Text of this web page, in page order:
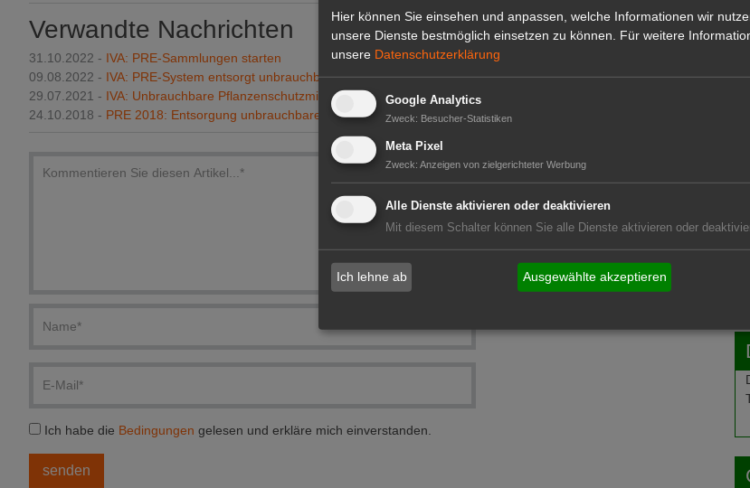
Verwandte Nachrichten
31.10.2022 - IVA: PRE-Sammlungen starten
09.08.2022 - IVA: PRE-System entsorgt unbrauchbare Pflanzenschutzmittel
29.07.2021 - IVA: Unbrauchbare Pflanzenschutzmittel entsorgen
24.10.2018 - PRE 2018: Entsorgung unbrauchbarer Pflanzenschutzmittel startet
Ich habe die Bedingungen gelesen und erkläre mich einverstanden.
Hier können Sie einsehen und anpassen, welche Informationen wir
unsere Dienste bestmöglich einsetzen zu können.
Für weitere
unsere Datenschutzerklärung
Google Analytics
Zweck: Besucher-Statistiken
Meta Pixel
Zweck: Anzeigen von zielgerichteter Werbung
Alle Dienste aktivieren oder deaktivieren
Mit diesem Schalter können Sie alle Dienste aktivieren oder
Ich lehne ab Ausgewählte akzeptieren